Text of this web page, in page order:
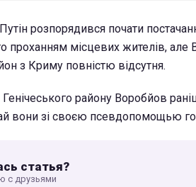
розпорядився почати
проханням місцевих жителів,
з Криму повністю відсутня.
Генічеського району Воробйов
вони зі своєю псевдопомощью
статья?
с друзьями